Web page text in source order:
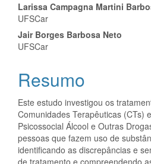
Larissa Campagna Martini
UFSCar
Jair Borges Barbosa Neto
UFSCar
Resumo
Este estudo investigou os
Comunidades Terapêuticas (CTs)
Psicossocial Álcool e Outras
pessoas que fazem uso de
identificando as discrepâncias e